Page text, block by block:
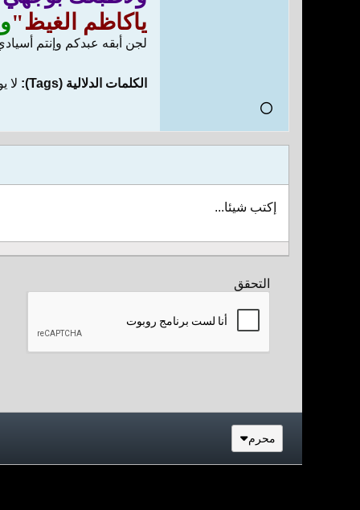
ياكاظم الغيظ"
لجن أبقه عبدكم وإنتم
الكلمات الدلالية (Tags): لا
إكتب شيئا...
التحقق
محرم